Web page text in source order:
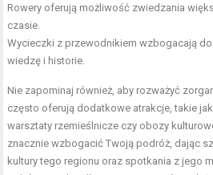
Rowery oferują możliwość zwiedzania
czasie.
Wycieczki z przewodnikiem wzbogacają
wiedzę i historie.
Nie zapominaj również, aby rozważyć
często oferują dodatkowe atrakcje, takie
warsztaty rzemieślnicze czy obozy
znacznie wzbogacić Twoją podróż, dając
kultury tego regionu oraz spotkania z jego